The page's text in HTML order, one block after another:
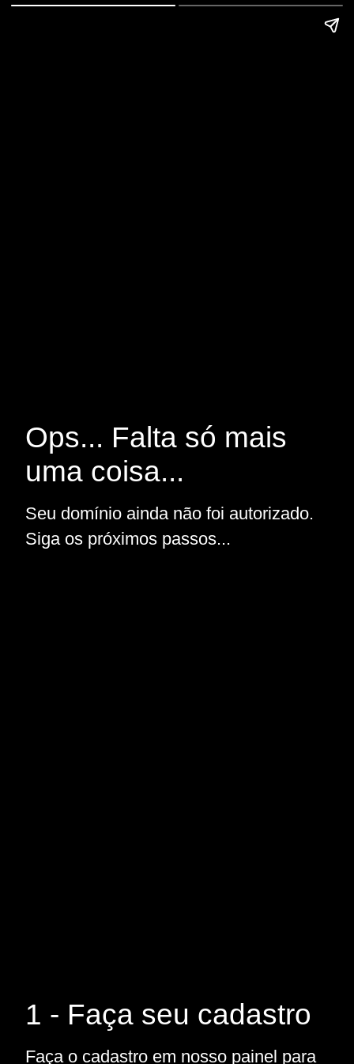
Ops... Falta só mais
uma coisa...
Seu domínio ainda não foi autorizado.
Siga os próximos passos...
1 - Faça seu cadastro
Faça o cadastro em nosso painel para